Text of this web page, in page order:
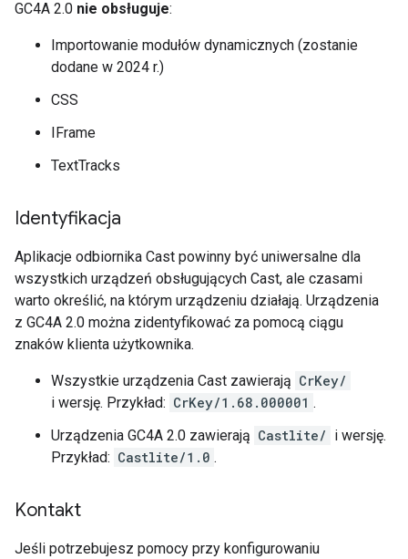
GC4A 2.0 nie obsługuje:
Importowanie modułów dynamicznych (zostanie
dodane w 2024 r.)
CSS
IFrame
TextTracks
Identyfikacja
Aplikacje odbiornika Cast powinny być uniwersalne dla
wszystkich urządzeń obsługujących Cast, ale czasami
warto określić, na którym urządzeniu działają. Urządzenia
z GC4A 2.0 można zidentyfikować za pomocą ciągu
znaków klienta użytkownika.
Wszystkie urządzenia Cast zawierają CrKey/
i wersję. Przykład: CrKey/1.68.000001 .
Urządzenia GC4A 2.0 zawierają Castlite/ i wersję.
Przykład: Castlite/1.0 .
Kontakt
Jeśli potrzebujesz pomocy przy konfigurowaniu